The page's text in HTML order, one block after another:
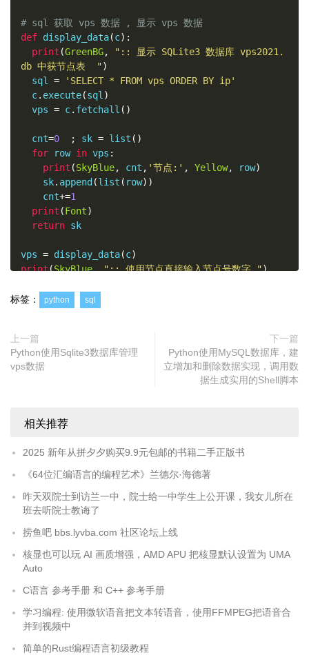
# sql 获取 vps 数据 , 显示 vps 数据
def display_data(c):
print (GreenBG,
":: 显示 SQLite3 数据库 vps2021.
db 中获节点表  ")
  sql
=
'SELECT * FROM vps ORDER BY ip'
  c
. execute(sql )
  vps
= c. fetchall ()
  cnt
=0 ; sk = list ()
for row in vps :
print (SkyBlue, cnt , '节点:' , Yellow, row)
    sk
. append (list ( row))
    cnt
+=1
print (Font)
return sk
vps = display_data(c)
print(SkyBlue, ":: 使用节点直接输入节点号数字 ")
除节点 \n :: 添加节点:"
cmd
cmd = cmd.replace(',', ).replace('\'', '')
arg =
  sys
.exit
# 命令 del <1> 删除节点
if arg[0] == 'del' :
  row
= vps[id]
  c
.execute("DELETE FROM vps WHERE ip=? AND port
=? ", (row[0], row [1]) )
print ('\n'); display_data(c)
  sys
if arg[0 ] == 'add' and len (arg )==6:
  row
=(arg
  c
.execute('INSERT INTO vps VALUES
标签： python sql
上一篇
Python使用Sqlite3数据库管理
vps数据
下一篇
Python使用MySQL数据库，建
立增加和删除数据实现，调用数
据生成实用的Shell脚本
相关推荐
2025 新年从拼夕夕购买9.9元包邮的书籍二手正版书
《64位汇编语言的编程艺术》兰德尔·海德著
昨天双院士到访兰一中，院士给一中学生上公开课，我女儿所在
班去听院士教诲了
捞鱼吧 bbs.lyvba.com 社区论坛上线
核显也可以玩 AI 画质增强，AMD APU 把核显默认设置为 UMA
Auto
C语言 参考手册 和 C++ 参考手册
学习编程: 使用微软语音把文本转语音，使用FFMPEG把语音合
并到视频中
简单的Rust编程语言初级教程